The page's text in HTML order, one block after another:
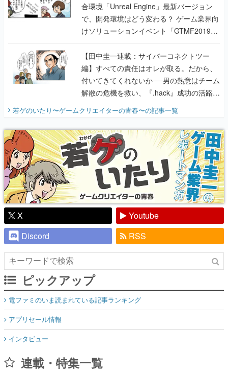
合環境「Unreal Engine」最新バージョン
で、開発環境はどう変わる？ ゲーム業界向
けソリューションイベント「GTMF2019」
に行って、より理解を深めよう【PR】
【田中圭一連載：サイバーコネクトツー
編】すべての責任はオレが取る。だから、
付いてきてくれないか──男の熱意はチーム
解散の危機を救い、『.hack』成功の活路を
開く。業界の快男児・松山 洋に流れる血は
『少年ジャンプ』色だった【若ゲのいた
り】
若ゲのいたり〜ゲームクリエイターの青春〜の記事一覧
X
Youtube
Discord
RSS
ピックアップ
電ファミのいま読まれている記事ランキング
アプリセール情報
インタビュー
連載・特集一覧